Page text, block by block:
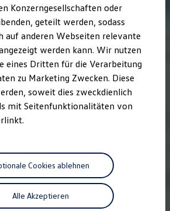
Kosten der Elektrofahrzeuge
für Privatkunden
für Gewerbekunden
Fahren
Buzz
Beratung
& Ratgeber
& Zubehör
im California
Konzerngesellschaften oder
geteilt werden, sodass
auf anderen Webseiten relevante
werden kann. Wir nutzen
eines Dritten für die Verarbeitung
zu Marketing Zwecken. Diese
soweit dies zweckdienlich
mit Seitenfunktionalitäten von
Alle Akzeptieren
Cookies ablehnen